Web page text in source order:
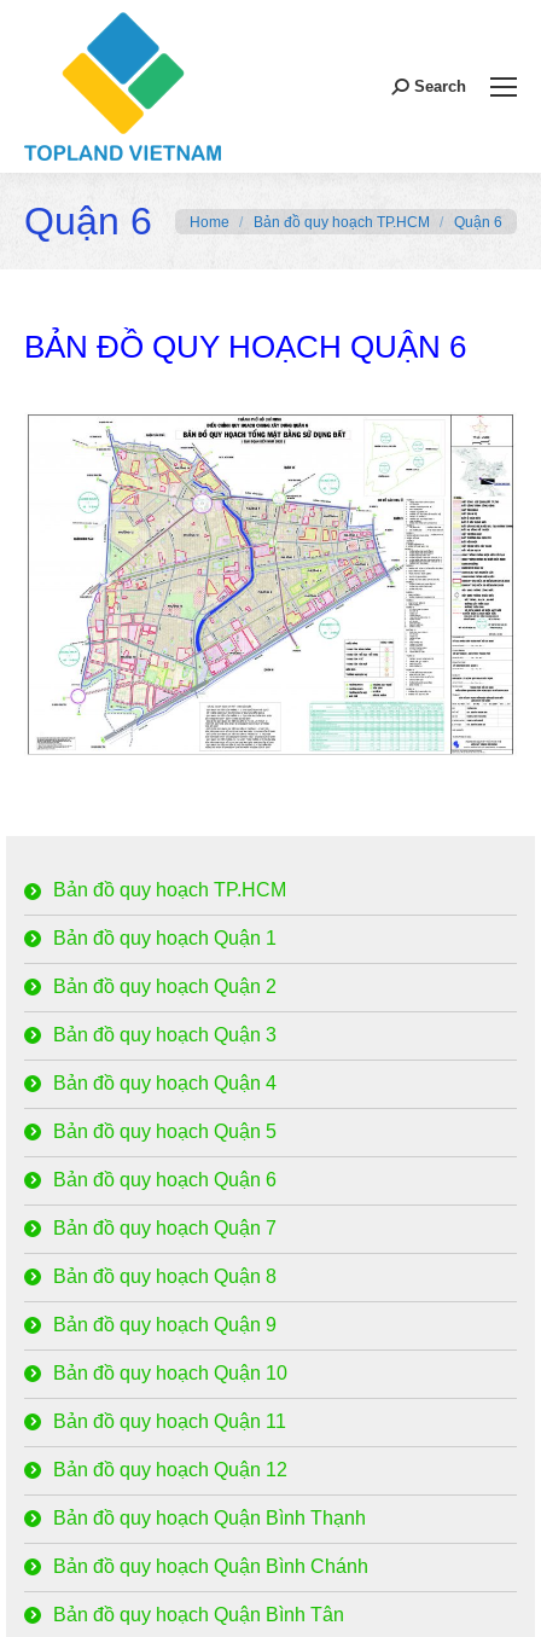
Search:
Search
Quận 6 You are here:
Home Bản đồ quy hoạch TP.HCM Quận 6
BẢN ĐỒ QUY HOẠCH QUẬN 6
Bản đồ quy hoạch TP.HCM
Bản đồ quy hoạch Quận 1
Bản đồ quy hoạch Quận 2
Bản đồ quy hoạch Quận 3
Bản đồ quy hoạch Quận 4
Bản đồ quy hoạch Quận 5
Bản đồ quy hoạch Quận 6
Bản đồ quy hoạch Quận 7
Bản đồ quy hoạch Quận 8
Bản đồ quy hoạch Quận 9
Bản đồ quy hoạch Quận 10
Bản đồ quy hoạch Quận 11
Bản đồ quy hoạch Quận 12
Bản đồ quy hoạch Quận Bình Thạnh
Bản đồ quy hoạch Quận Bình Chánh
Bản đồ quy hoạch Quận Bình Tân